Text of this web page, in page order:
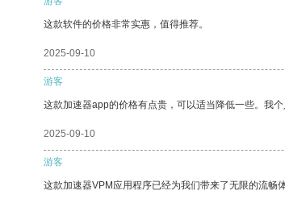
这款软件的价格非常实惠，值得推荐。
2025-09-10
游客
这款加速器app的价格有点贵，可以适当降低一些。我
2025-09-10
游客
这款加速器VPM应用程序已经为我们带来了无限的流畅